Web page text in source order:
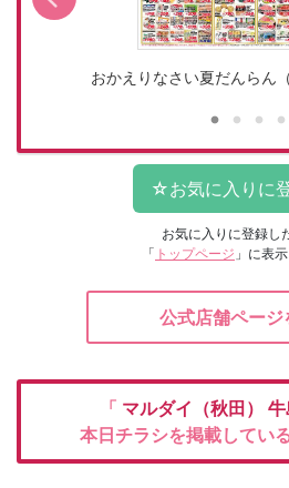
おかえりなさい夏だんらん
お気に入りに登録し
「 トップページ 」に表
公式店舗ページ
「 マルダイ（秋田）
本日チラシを掲載してい